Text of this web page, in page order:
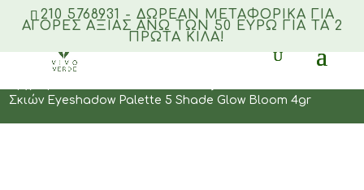
210 5768931 - ΔΩΡΕΑΝ ΜΕΤΑΦΟΡΙΚΆ ΓΙΑ
ΑΓΟΡΈΣ ΑΞΊΑΣ ΆΝΩ ΤΩΝ 50 ΕΥΡΏ ΓΙΑ ΤΑ 2
ΠΡΏΤΑ ΚΙΛΆ!
Σκιών Eyeshadow Palette 5 Shade Glow Bloom 4gr